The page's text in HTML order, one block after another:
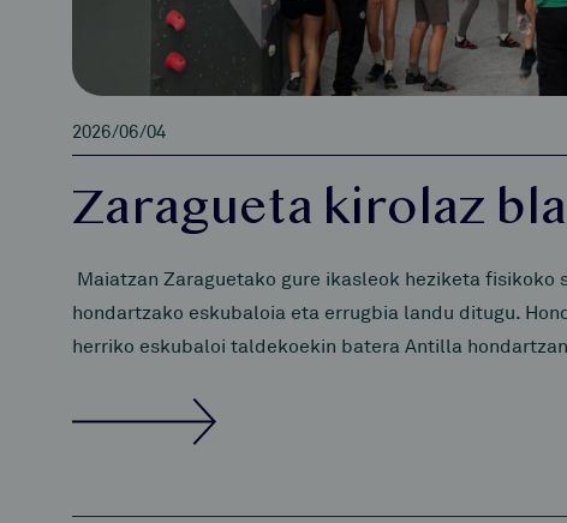
2026/06/04
Zaragueta kirolaz
Maiatzan Zaraguetako gure ikasleok heziketa fisikoko
hondartzako eskubaloia eta errugbia landu ditugu.
herriko eskubaloi taldekoekin batera Antilla